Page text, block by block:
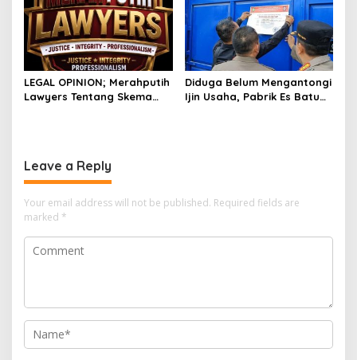
Indramayu, Jangan
Biarkan Keadilan
Dipertanyakan
LEGAL OPINION; Merahputih
Lawyers Tentang Skema
Diduga Belum Mengantongi
Ijin Usaha, ‎Pabrik Es Batu
Leave a Reply
Your email address will not be published. Required fields are
marked *